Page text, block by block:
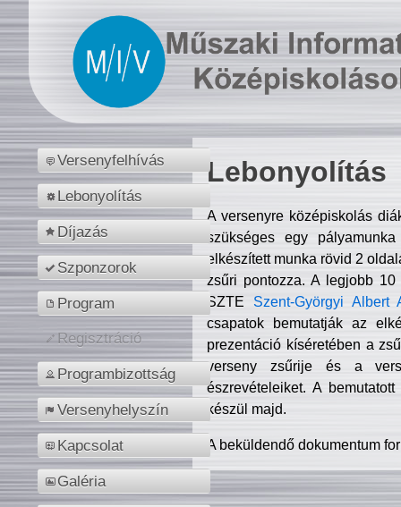
Versenyfelhívás
Lebonyolítás
Díjazás
Szponzorok
Program
Regisztráció
Programbizottság
Versenyhelyszín
Kapcsolat
Galéria
Lebonyolítás
A versenyre középiskolás
szükséges egy
elkészített munka rövid 2
zsűri pontozza. A legjobb
SZTE Szent-Györgyi Albert
csapatok bemutatják az
prezentáció kíséretében a
verseny zsűrije és a
észrevételeiket. A
készül majd.
A beküldendő dokumentum